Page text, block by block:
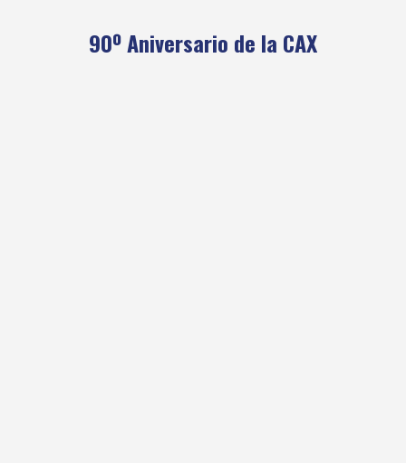
90º Aniversario de la CAX